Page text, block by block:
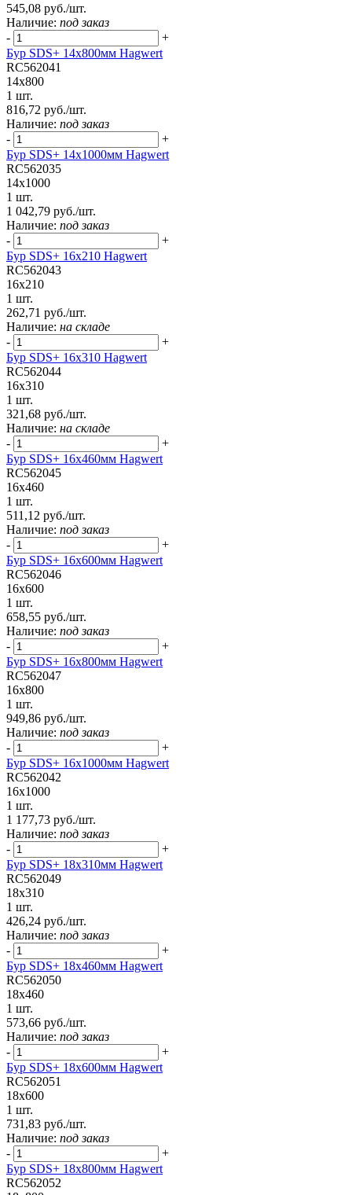
545,08 руб./шт.
Наличие: под заказ
-
+
Бур SDS+ 14х800мм Hagwert
RC562041
14x800
1 шт.
816,72 руб./шт.
Наличие: под заказ
-
+
Бур SDS+ 14х1000мм Hagwert
RC562035
14x1000
1 шт.
1 042,79 руб./шт.
Наличие: под заказ
-
+
Бур SDS+ 16х210 Hagwert
RC562043
16x210
1 шт.
262,71 руб./шт.
Наличие: на складе
-
+
Бур SDS+ 16х310 Hagwert
RC562044
16x310
1 шт.
321,68 руб./шт.
Наличие: на складе
-
+
Бур SDS+ 16х460мм Hagwert
RC562045
16x460
1 шт.
511,12 руб./шт.
Наличие: под заказ
-
+
Бур SDS+ 16х600мм Hagwert
RC562046
16x600
1 шт.
658,55 руб./шт.
Наличие: под заказ
-
+
Бур SDS+ 16х800мм Hagwert
RC562047
16x800
1 шт.
949,86 руб./шт.
Наличие: под заказ
-
+
Бур SDS+ 16х1000мм Hagwert
RC562042
16x1000
1 шт.
1 177,73 руб./шт.
Наличие: под заказ
-
+
Бур SDS+ 18х310мм Hagwert
RC562049
18x310
1 шт.
426,24 руб./шт.
Наличие: под заказ
-
+
Бур SDS+ 18х460мм Hagwert
RC562050
18x460
1 шт.
573,66 руб./шт.
Наличие: под заказ
-
+
Бур SDS+ 18х600мм Hagwert
RC562051
18x600
1 шт.
731,83 руб./шт.
Наличие: под заказ
-
+
Бур SDS+ 18х800мм Hagwert
RC562052